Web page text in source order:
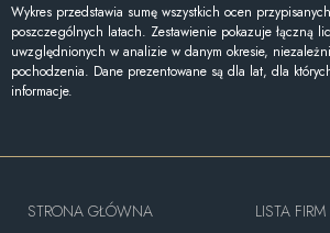
Wykres przedstawia sumę wszystkich ocen
poszczególnych latach. Zestawienie pokazuje łączną
uwzględnionych w analizie w danym okresie,
pochodzenia. Dane prezentowane są dla lat, dla
informacje.
STRONA GŁÓWNA
LISTA FIRM